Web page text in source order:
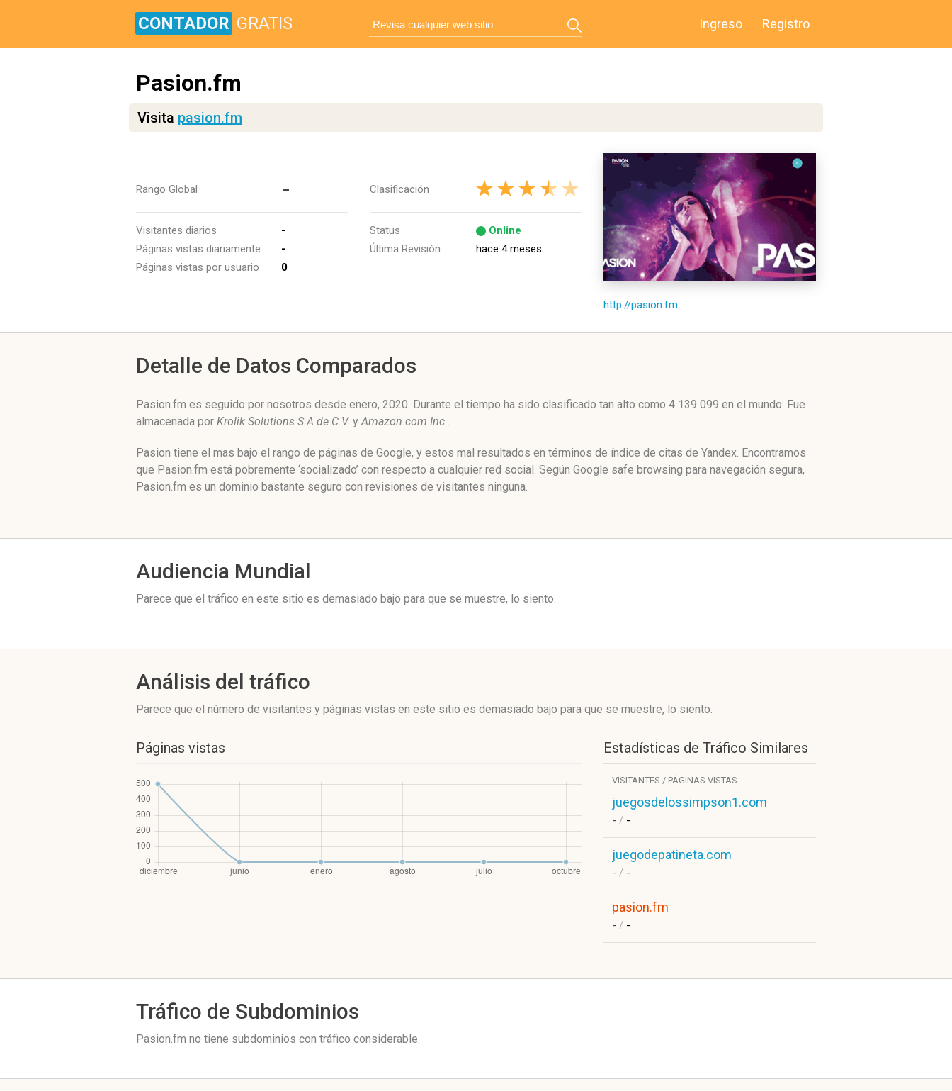
CONTADOR GRATIS Ingreso Registro
Pasion.fm
Visita pasion.fm
Rango Global -
Visitantes diarios
-
Páginas vistas diariamente
-
Páginas vistas por usuario
0
Clasificación
Status
Online
Última Revisión
hace 4 meses
http://pasion.fm
Detalle de Datos Comparados
Pasion.fm es seguido por nosotros desde enero, 2020. Durante el tiempo ha sido clasificado tan alto como 4 139 099 en el mundo. Fue
almacenada por Krolik Solutions S.A de C.V. yAmazon.com Inc..
Pasion tiene el mas bajo el rango de páginas de Google, y estos mal resultados en términos de índice de citas de Yandex. Encontramos
que Pasion.fm está pobremente ‘socializado’ con respecto a cualquier red social. Según Google safe browsing para navegación segura,
Pasion.fm es un dominio bastante seguro con revisiones de visitantes ninguna.
Audiencia Mundial
Parece que el tráfico en este sitio es demasiado bajo para que se muestre, lo siento.
Análisis del tráfico
Parece que el número de visitantes y páginas vistas en este sitio es demasiado bajo para que se muestre, lo siento.
Páginas vistas Estadísticas de Tráfico Similares
VISITANTES / PÁGINAS VISTAS
juegosdelossimpson1.com
- / -
juegodepatineta.com
- / -
pasion.fm
- / -
Tráfico de Subdominios
Pasion.fm no tiene subdominios con tráfico considerable.